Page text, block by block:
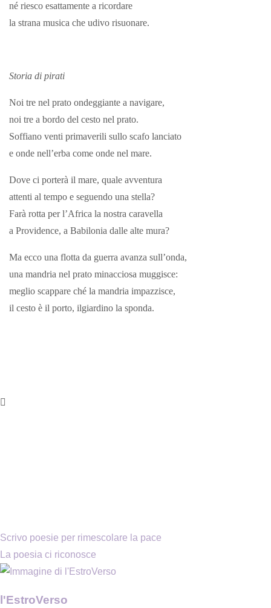
né riesco esattamente a ricordare
la strana musica che udivo risuonare.
Storia di pirati
Noi tre nel prato ondeggiante a navigare,
noi tre a bordo del cesto nel prato.
Soffiano venti primaverili sullo scafo lanciato
e onde nell’erba come onde nel mare.
Dove ci porterà il mare, quale avventura
attenti al tempo e seguendo una stella?
Farà rotta per l’Africa la nostra caravella
a Providence, a Babilonia dalle alte mura?
Ma ecco una flotta da guerra avanza sull’onda,
una mandria nel prato minacciosa muggisce:
meglio scappare ché la mandria impazzisce,
il cesto è il porto, ilgiardino la sponda.
Scrivo poesie per rimescolare la pace
La poesia ci riconosce
l'EstroVerso